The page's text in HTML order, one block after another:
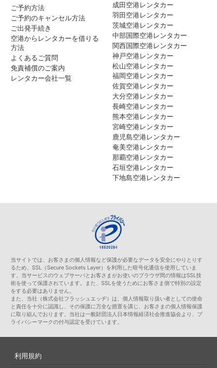
ご予約方法
ご予約のキャンセル方法
ご出発手続き
空港からレンタカーを借りる
方法
よくあるご質問
免責補償のご案内
レンタカー会社一覧
成田空港レンタカー
羽田空港レンタカー
茨城空港レンタカー
中部国際空港レンタカー
関西国際空港レンタカー
神戸空港レンタカー
松山空港レンタカー
福岡空港レンタカー
佐賀空港レンタカー
大分空港レンタカー
長崎空港レンタカー
熊本空港レンタカー
宮崎空港レンタカー
鹿児島空港レンタカー
奄美空港レンタカー
那覇空港レンタカー
石垣空港レンタカー
下地島空港レンタカー
当サイトでは、お客さまの個人情報など保護が必要なデータを安全にやりとりす
るため、SSL（Secure Sockets Layer）を利用した暗号化通信を使用していま
す。当サービスのウェブサーバとお客さまがお使いのブラウザ間の情報はSSL技
術を使って保護されています。また、SSLを使うためにお客さま側で特別の設定
をする必要はありません。
また、当社（株式会社フラッシュエッヂ）は、個人情報取り扱い者としての使命
と責任を十分に認識し、その保護に万全な措置を講じ、お客さまの個人情報保護
に取り組んでおります。当社は一般財団法人日本情報経済社会推進協会より、プ
ライバシーマークの付与認定を受けています。
利用規約